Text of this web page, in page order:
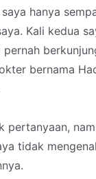
hanya
Kali kedua
bernama
tidak